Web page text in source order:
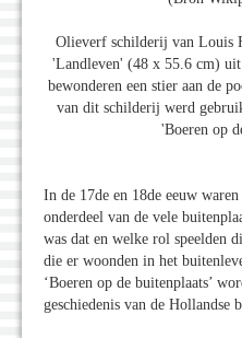
Olieverf schilderij van Louis
'Landleven' (48 x 55.6 cm) uit
bewonderen een stier aan de
van dit schilderij werd
'Boeren op
In de 17de en 18de eeuw
onderdeel van de vele
was dat en welke rol speelden
die er woonden in het
‘Boeren op de buitenplaats’
geschiedenis van de Hollandse